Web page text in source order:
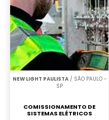
NEW LIGHT PAULISTA/ SÃO PAULO -
SP
COMISSIONAMENTO DE
SISTEMAS ELÉTRICOS